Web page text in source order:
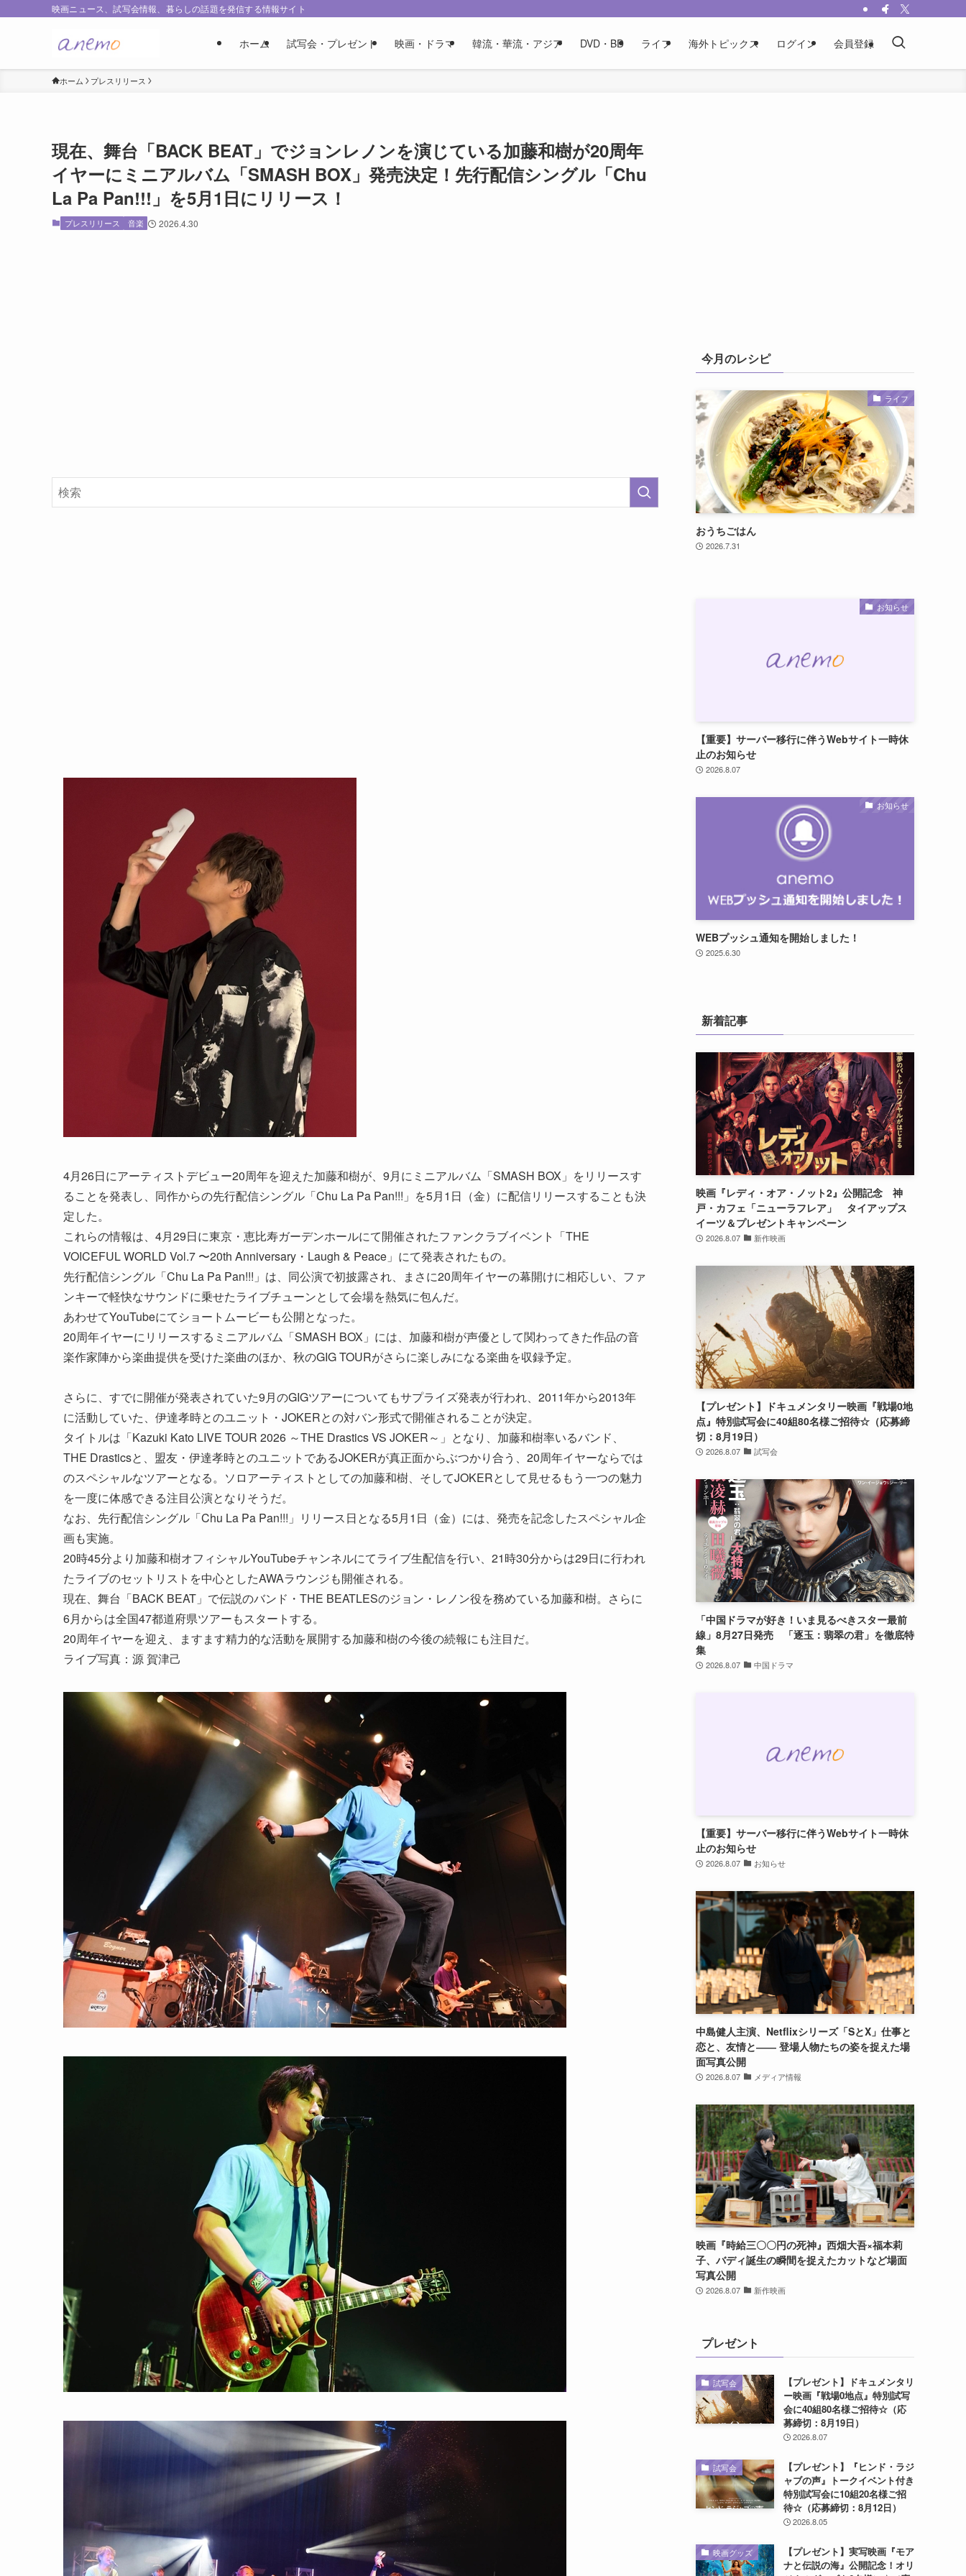
映画ニュース、試写会情報、暮らしの話題を発信する情報サイト
ホーム 試写会・プレゼント 映画・ドラマ 韓流・華流・アジア DVD・BD ライフ 海外トピックス ログイン 会員登録
ホーム プレスリリース
現在、舞台「BACK BEAT」でジョンレノンを演じている加藤和樹が20周年
イヤーにミニアルバム「SMASH BOX」発売決定！先行配信シングル「Chu
La Pa Pan!!!」を5月1日にリリース！
プレスリリース 音楽 2026.4.30
4月26日にアーティストデビュー20周年を迎えた加藤和樹が、9月にミニアルバム「SMASH BOX」をリリースす
ることを発表し、同作からの先行配信シングル「Chu La Pa Pan!!!」を5月1日（金）に配信リリースすることも決
定した。
これらの情報は、4月29日に東京・恵比寿ガーデンホールにて開催されたファンクラブイベント「THE
VOICEFUL WORLD Vol.7 〜20th Anniversary・Laugh & Peace」にて発表されたもの。
先行配信シングル「Chu La Pa Pan!!!」は、同公演で初披露され、まさに20周年イヤーの幕開けに相応しい、ファ
ンキーで軽快なサウンドに乗せたライブチューンとして会場を熱気に包んだ。
あわせてYouTubeにてショートムービーも公開となった。
20周年イヤーにリリースするミニアルバム「SMASH BOX」には、加藤和樹が声優として関わってきた作品の音
楽作家陣から楽曲提供を受けた楽曲のほか、秋のGIG TOURがさらに楽しみになる楽曲を収録予定。
さらに、すでに開催が発表されていた9月のGIGツアーについてもサプライズ発表が行われ、2011年から2013年
に活動していた、伊達孝時とのユニット・JOKERとの対バン形式で開催されることが決定。
タイトルは「Kazuki Kato LIVE TOUR 2026 ～THE Drastics VS JOKER～」となり、加藤和樹率いるバンド、
THE Drasticsと、盟友・伊達孝時とのユニットであるJOKERが真正面からぶつかり合う、20周年イヤーならでは
のスペシャルなツアーとなる。ソロアーティストとしての加藤和樹、そしてJOKERとして見せるもう一つの魅力
を一度に体感できる注目公演となりそうだ。
なお、先行配信シングル「Chu La Pa Pan!!!」リリース日となる5月1日（金）には、発売を記念したスペシャル企
画も実施。
20時45分より加藤和樹オフィシャルYouTubeチャンネルにてライブ生配信を行い、21時30分からは29日に行われ
たライブのセットリストを中心としたAWAラウンジも開催される。
現在、舞台「BACK BEAT」で伝説のバンド・THE BEATLESのジョン・レノン役を務めている加藤和樹。さらに
6月からは全国47都道府県ツアーもスタートする。
20周年イヤーを迎え、ますます精力的な活動を展開する加藤和樹の今後の続報にも注目だ。
ライブ写真：源 賀津己
今月のレシピ
ライフ
おうちごはん
2026.7.31
お知らせ
【重要】サーバー移行に伴うWebサイト一時休
止のお知らせ
2026.8.07
お知らせ
WEBプッシュ通知を開始しました！
2025.6.30
新着記事
映画『レディ・オア・ノット2』公開記念 神
戸・カフェ「ニューラフレア」 タイアップス
イーツ＆プレゼントキャンペーン
2026.8.07 新作映画
【プレゼント】ドキュメンタリー映画『戦場0地
点』特別試写会に40組80名様ご招待☆（応募締
切：8月19日）
2026.8.07 試写会
「中国ドラマが好き！いま見るべきスター最前
線」8月27日発売 「逐玉：翡翠の君」を徹底特
集
2026.8.07 中国ドラマ
【重要】サーバー移行に伴うWebサイト一時休
止のお知らせ
2026.8.07 お知らせ
中島健人主演、Netflixシリーズ「SとX」仕事と
恋と、友情と―― 登場人物たちの姿を捉えた場
面写真公開
2026.8.07 メディア情報
映画『時給三〇〇円の死神』西畑大吾×福本莉
子、バディ誕生の瞬間を捉えたカットなど場面
写真公開
2026.8.07 新作映画
プレゼント
試写会
【プレゼント】ドキュメンタリ
ー映画『戦場0地点』特別試写
会に40組80名様ご招待☆（応
募締切：8月19日）
2026.8.07
試写会
【プレゼント】『ヒンド・ラジ
ャブの声』トークイベント付き
特別試写会に10組20名様ご招
待☆（応募締切：8月12日）
2026.8.05
映画グッズ
【プレゼント】実写映画『モア
ナと伝説の海』公開記念！オリ